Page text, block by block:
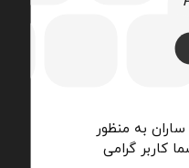
به منظور
کاربر گرامی
فن کویل زمینی رو برو